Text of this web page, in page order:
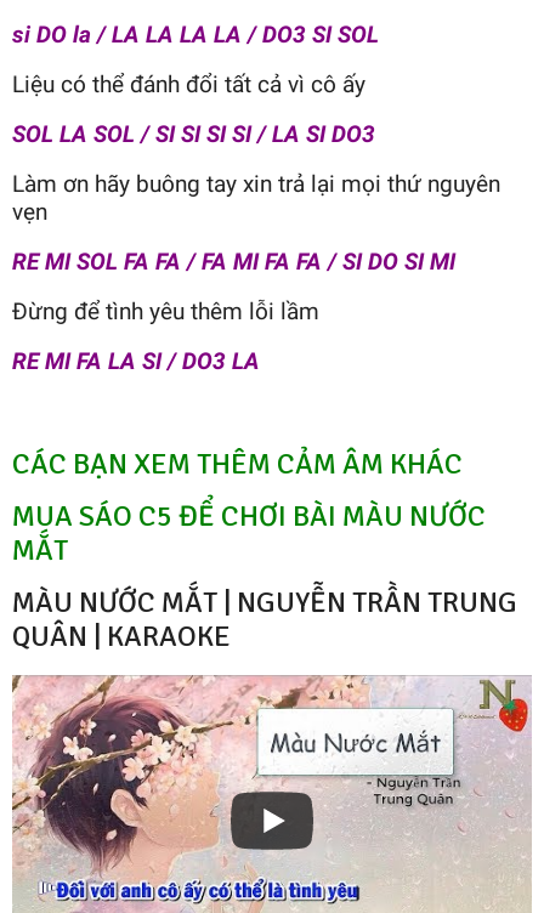
si DO la / LA LA LA LA / DO3 SI SOL
Liệu có thể đánh đổi tất cả vì cô ấy
SOL LA SOL / SI SI SI SI / LA SI DO3
Làm ơn hãy buông tay xin trả lại mọi thứ nguyên
vẹn
RE MI SOL FA FA / FA MI FA FA / SI DO SI MI
Đừng để tình yêu thêm lỗi lầm
RE MI FA LA SI / DO3 LA
CÁC BẠN XEM THÊM CẢM ÂM KHÁC
MUA SÁO C5 ĐỂ CHƠI BÀI MÀU NƯỚC
MẮT
MÀU NƯỚC MẮT | NGUYỄN TRẦN TRUNG
QUÂN | KARAOKE